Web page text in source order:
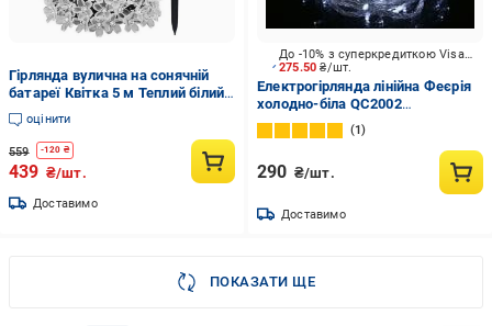
Гірлянда вулична на сонячній
батареї Квітка 5 м Теплий білий
(23457582701)
оцінити
559 -120 ₴
439 ₴/шт.
Доставимо
275.50₴/шт.
До -10% з суперкредиткою Visa Вигода
Електрогірлянда лінійна Феєрія
холодно-біла QC2002
вбудований світлодіод (LED) 100
ламп 10 м (QC2002-1)
1
290 ₴/шт.
Доставимо
ПОКАЗАТИ ЩЕ